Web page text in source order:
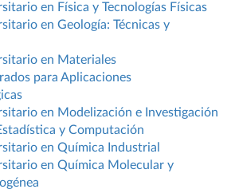
en Física y Tecnologías Físicas
en Geología: Técnicas y
en Materiales
para Aplicaciones
en Modelización e Investigación
y Computación
en Química Industrial
en Química Molecular y